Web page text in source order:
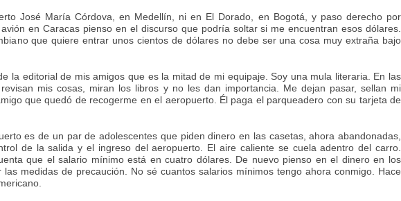
José María Córdova, en Medellín, ni en El Dorado, en Bogotá, y paso derecho por
en Caracas pienso en el discurso que podría soltar si me encuentran esos dólares.
que quiere entrar unos cientos de dólares no debe ser una cosa muy extraña bajo
la editorial de mis amigos que es la mitad de mi equipaje. Soy una mula literaria. En las
mis cosas, miran los libros y no les dan importancia. Me dejan pasar, sellan mi
que quedó de recogerme en el aeropuerto. Él paga el parqueadero con su tarjeta de
es de un par de adolescentes que piden dinero en las casetas, ahora abandonadas,
de la salida y el ingreso del aeropuerto. El aire caliente se cuela adentro del carro.
que el salario mínimo está en cuatro dólares. De nuevo pienso en el dinero en los
medidas de precaución. No sé cuantos salarios mínimos tengo ahora conmigo. Hace